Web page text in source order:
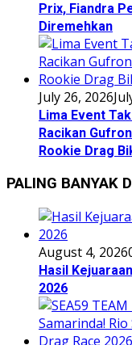
Prix, Fiandra
Diremehkan
July 26, 2026
Lima Event
Racikan
Rookie Drag
PALING BANYAK
August 4, 2026
Hasil
2026